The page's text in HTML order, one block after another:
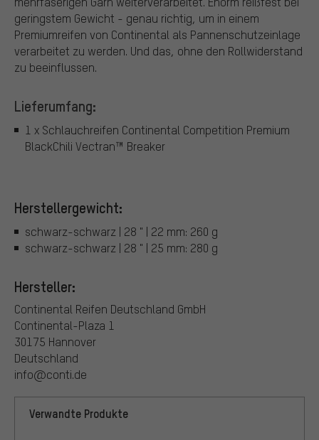
geringstem Gewicht - genau richtig, um in einem
Premiumreifen von Continental als Pannenschutzeinlage
verarbeitet zu werden. Und das, ohne den Rollwiderstand
zu beeinflussen.
Lieferumfang:
1 x Schlauchreifen Continental Competition Premium
BlackChili Vectran™ Breaker
Herstellergewicht:
schwarz-schwarz | 28 " | 22 mm: 260 g
schwarz-schwarz | 28 " | 25 mm: 280 g
Hersteller:
Continental Reifen Deutschland GmbH
Continental-Plaza 1
30175 Hannover
Deutschland
info@conti.de
Verwandte Produkte